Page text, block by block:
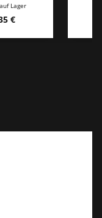
Lager
€